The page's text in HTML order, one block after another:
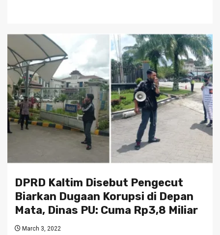
DPRD Kaltim Disebut Pengecut
Biarkan Dugaan Korupsi di Depan
Mata, Dinas PU: Cuma Rp3,8 Miliar
March 3, 2022